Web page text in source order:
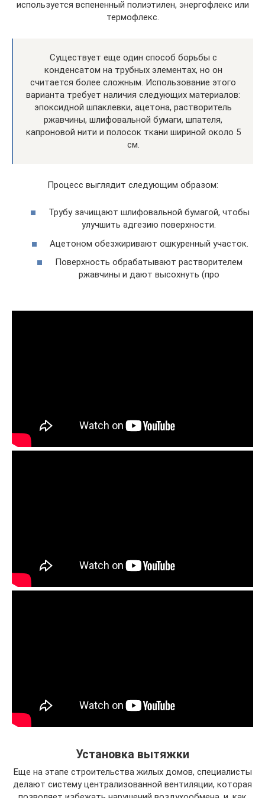
используется вспененный полиэтилен, энергофлекс или
термофлекс.
Существует еще один способ борьбы с
конденсатом на трубных элементах, но он
считается более сложным. Использование этого
варианта требует наличия следующих материалов:
эпоксидной шпаклевки, ацетона, растворитель
ржавчины, шлифовальной бумаги, шпателя,
капроновой нити и полосок ткани шириной около 5
см.
Процесс выглядит следующим образом:
Трубу зачищают шлифовальной бумагой, чтобы
улучшить адгезию поверхности.
Ацетоном обезжиривают ошкуренный участок.
Поверхность обрабатывают растворителем
ржавчины и дают высохнуть (про
Установка вытяжки
Еще на этапе строительства жилых домов, специалисты
делают систему централизованной вентиляции, которая